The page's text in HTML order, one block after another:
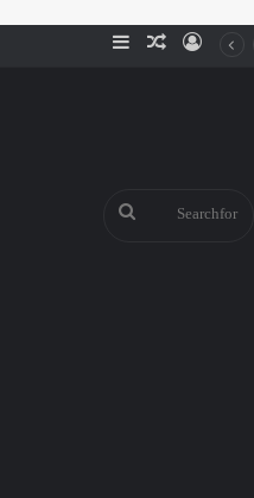
SidebarRandomLog
Search